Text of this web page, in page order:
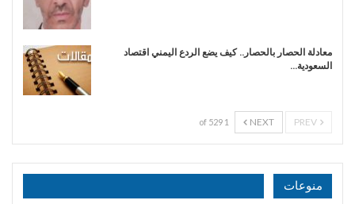
معادلة الحصار بالحصار.. كيف يضع الردع اليمني اقتصاد
السعودية…
NEXT
1 of 529
منوعات